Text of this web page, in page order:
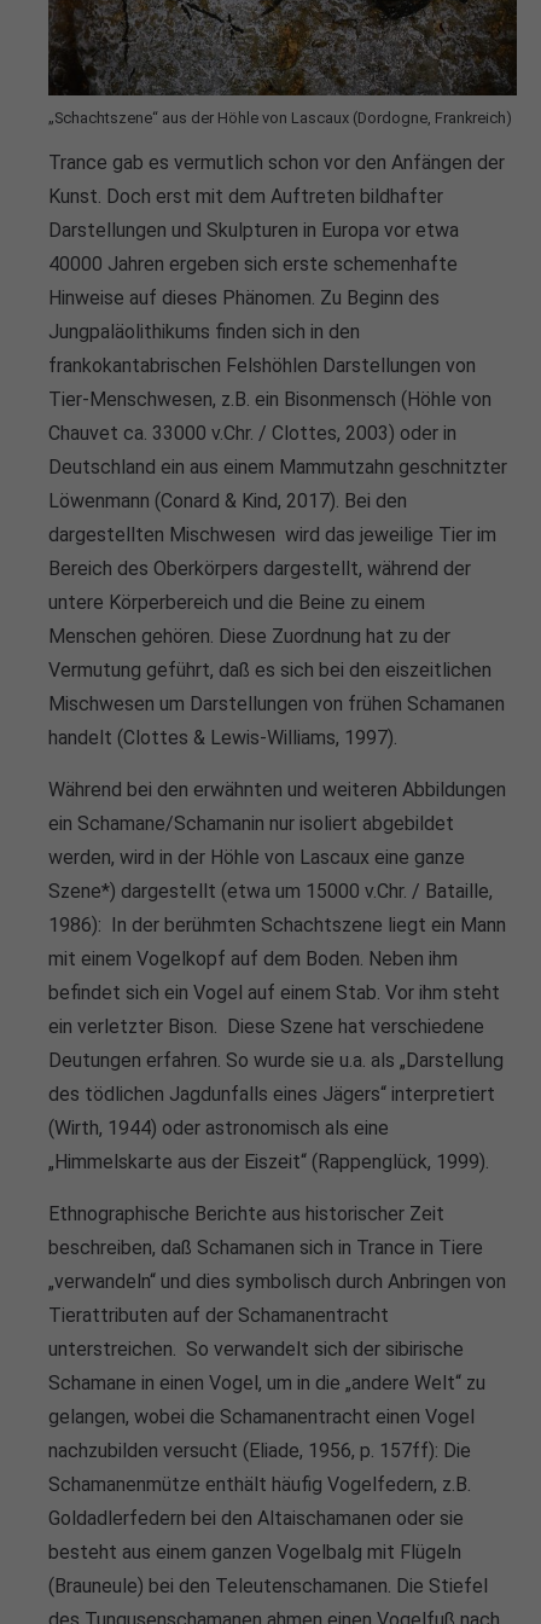
info@yourdomain.com
About us
adipiscing elit.
Cum sociis natoque penatibus et magnis dis parturient
montes, nascetur ridiculus mus. Donec quam felis,
ultricies nec.
„Schachtszene“ aus der Höhle von Lascaux (Dordogne, Frankreich)
Trance gab es vermutlich schon vor den Anfängen der
Kunst. Doch erst mit dem Auftreten bildhafter
Darstellungen und Skulpturen in Europa vor etwa
40000 Jahren ergeben sich erste schemenhafte
Hinweise auf dieses Phänomen. Zu Beginn des
Jungpaläolithikums finden sich in den
frankokantabrischen Felshöhlen Darstellungen von
Tier-Menschwesen, z.B. ein Bisonmensch (Höhle von
Chauvet ca. 33000 v.Chr. / Clottes, 2003) oder in
Deutschland ein aus einem Mammutzahn geschnitzter
Löwenmann (Conard & Kind, 2017). Bei den
dargestellten Mischwesen wird das jeweilige Tier im
Bereich des Oberkörpers dargestellt, während der
untere Körperbereich und die Beine zu einem
Menschen gehören. Diese Zuordnung hat zu der
Vermutung geführt, daß es sich bei den eiszeitlichen
Mischwesen um Darstellungen von frühen Schamanen
handelt (Clottes & Lewis-Williams, 1997).
Während bei den erwähnten und weiteren Abbildungen
ein Schamane/Schamanin nur isoliert abgebildet
werden, wird in der Höhle von Lascaux eine ganze
Szene*) dargestellt (etwa um 15000 v.Chr. / Bataille,
1986): In der berühmten Schachtszene liegt ein Mann
mit einem Vogelkopf auf dem Boden. Neben ihm
befindet sich ein Vogel auf einem Stab. Vor ihm steht
ein verletzter Bison. Diese Szene hat verschiedene
Deutungen erfahren. So wurde sie u.a. als „Darstellung
des tödlichen Jagdunfalls eines Jägers“ interpretiert
(Wirth, 1944) oder astronomisch als eine
„Himmelskarte aus der Eiszeit“ (Rappenglück, 1999).
Ethnographische Berichte aus historischer Zeit
beschreiben, daß Schamanen sich in Trance in Tiere
„verwandeln“ und dies symbolisch durch Anbringen von
Tierattributen auf der Schamanentracht
unterstreichen. So verwandelt sich der sibirische
Schamane in einen Vogel, um in die „andere Welt“ zu
gelangen, wobei die Schamanentracht einen Vogel
nachzubilden versucht (Eliade, 1956, p. 157ff): Die
Schamanenmütze enthält häufig Vogelfedern, z.B.
Goldadlerfedern bei den Altaischamanen oder sie
besteht aus einem ganzen Vogelbalg mit Flügeln
(Brauneule) bei den Teleutenschamanen. Die Stiefel
des Tungusenschamanen ahmen einen Vogelfuß nach.